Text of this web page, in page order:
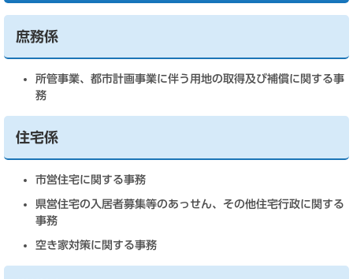
庶務係
所管事業、都市計画事業に伴う用地の取得及び補償に関する事
務
住宅係
市営住宅に関する事務
県営住宅の入居者募集等のあっせん、その他住宅行政に関する
事務
空き家対策に関する事務